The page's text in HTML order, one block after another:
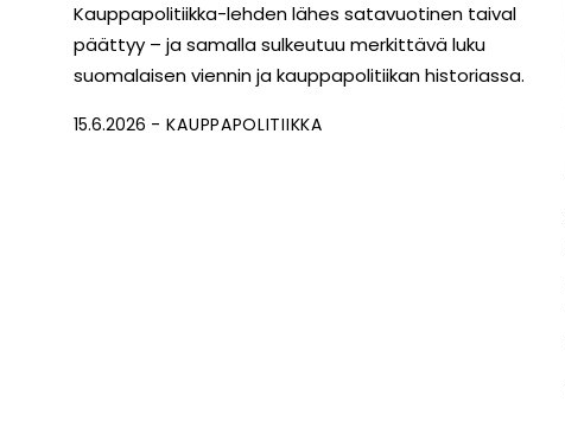
Kauppapolitiikka-lehden lähes satavuotinen taival
päättyy – ja samalla sulkeutuu merkittävä luku
suomalaisen viennin ja kauppapolitiikan historiassa.
15.6.2026 KAUPPAPOLITIIKKA